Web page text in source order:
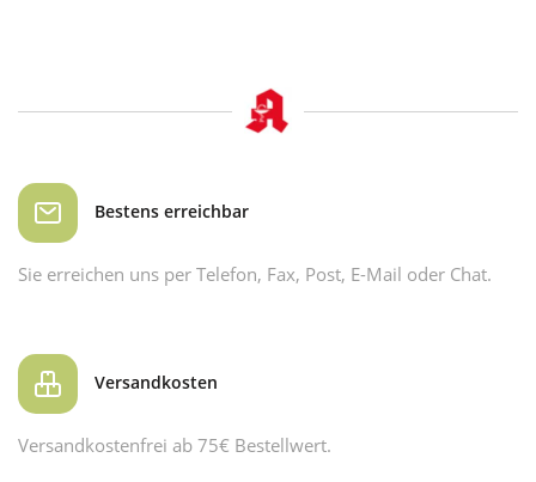
Bestens erreichbar
Sie erreichen uns per Telefon, Fax, Post, E-Mail oder Chat.
Versandkosten
Versandkostenfrei ab 75€ Bestellwert.